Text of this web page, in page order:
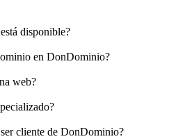
disponible?
en DonDominio?
web?
cliente de DonDominio?